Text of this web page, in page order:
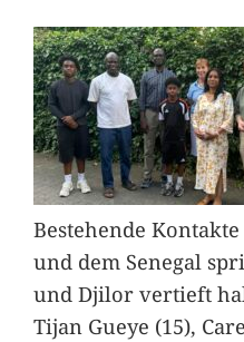
Bestehende
und dem Senegal
und Djilor vertieft
Tijan Gueye (15),